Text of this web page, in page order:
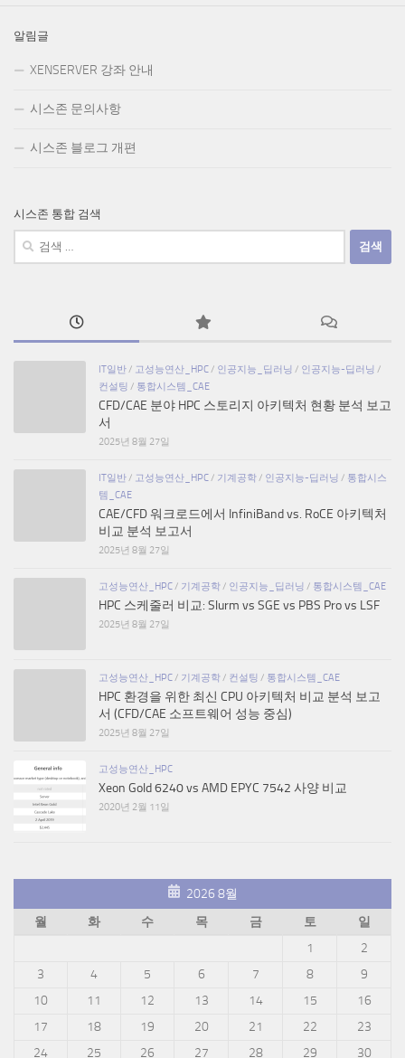
알림글
XENSERVER 강좌 안내
시스존 문의사항
시스존 블로그 개편
시스존 통합 검색
검
IT일반 / 고성능연산_HPC / 인공지능_딥러닝 / 인공지능-딥러닝 /
컨설팅 / 통합시스템_CAE
CFD/CAE 분야 HPC 스토리지 아키텍처 현황 분석 보고
서
2025년 8월 27일
IT일반 / 고성능연산_HPC / 기계공학 / 인공지능-딥러닝 / 통합시스
템_CAE
CAE/CFD 워크로드에서 InfiniBand vs. RoCE 아키텍처
비교 분석 보고서
2025년 8월 27일
고성능연산_HPC / 기계공학 / 인공지능_딥러닝 / 통합시스템_CAE
HPC 스케줄러 비교: Slurm vs SGE vs PBS Pro vs LSF
2025년 8월 27일
고성능연산_HPC / 기계공학 / 컨설팅 / 통합시스템_CAE
HPC 환경을 위한 최신 CPU 아키텍처 비교 분석 보고
서 (CFD/CAE 소프트웨어 성능 중심)
2025년 8월 27일
고성능연산_HPC
Xeon Gold 6240 vs AMD EPYC 7542 사양 비교
2020년 2월 11일
2026 8월
월
화 수 목 금 토
일
1
2
3
4 5 6 7 8
9
10
11 12 13 14 15
16
17
18 19 20 21 22
23
24
25 26 27 28 29 30